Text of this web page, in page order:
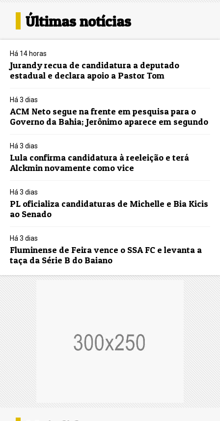
Últimas notícias
Há 14 horas
Jurandy recua de candidatura a deputado
estadual e declara apoio a Pastor Tom
Há 3 dias
ACM Neto segue na frente em pesquisa para o
Governo da Bahia; Jerônimo aparece em segundo
Há 3 dias
Lula confirma candidatura à reeleição e terá
Alckmin novamente como vice
Há 3 dias
PL oficializa candidaturas de Michelle e Bia Kicis
ao Senado
Há 3 dias
Fluminense de Feira vence o SSA FC e levanta a
taça da Série B do Baiano